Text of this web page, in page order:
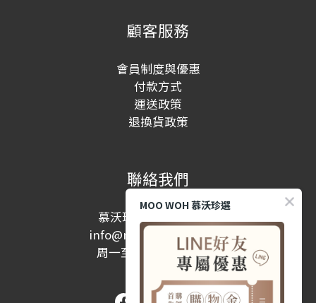
顧客服務
會員制度與優惠
付款方式
運送政策
退換貨政策
聯絡我們
慕沃珍選股份有限公司
info@moowohshop.com
周一至周五 10:00-17:00
(例假日除外)
MOO WOH 慕沃珍選